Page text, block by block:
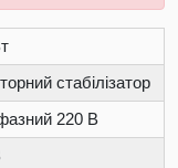
стабілізатор
220 В